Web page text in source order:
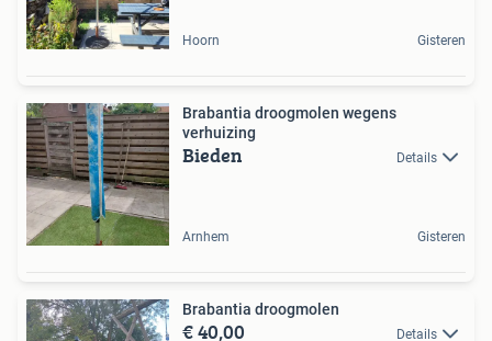
Hoorn Gisteren
Brabantia droogmolen wegens
verhuizing
Bieden Details
Arnhem Gisteren
Brabantia droogmolen
€ 40,00 Details